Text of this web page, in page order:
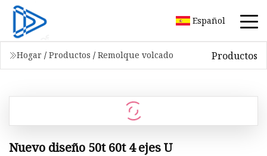
Español
Hogar / Productos / Remolque volcado Productos
Nuevo diseño 50t 60t 4 ejes U